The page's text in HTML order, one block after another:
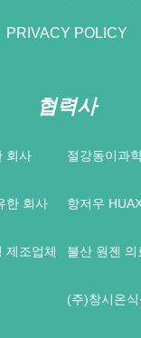
PRIVACY POLICY
협력사
회사 절강동이과
한 회사
항저우 HUAXIN 높음 기술 새로
제조업체
불산 원젠
(주)창시온식